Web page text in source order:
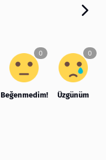
Beğenmedim! Üzgünüm